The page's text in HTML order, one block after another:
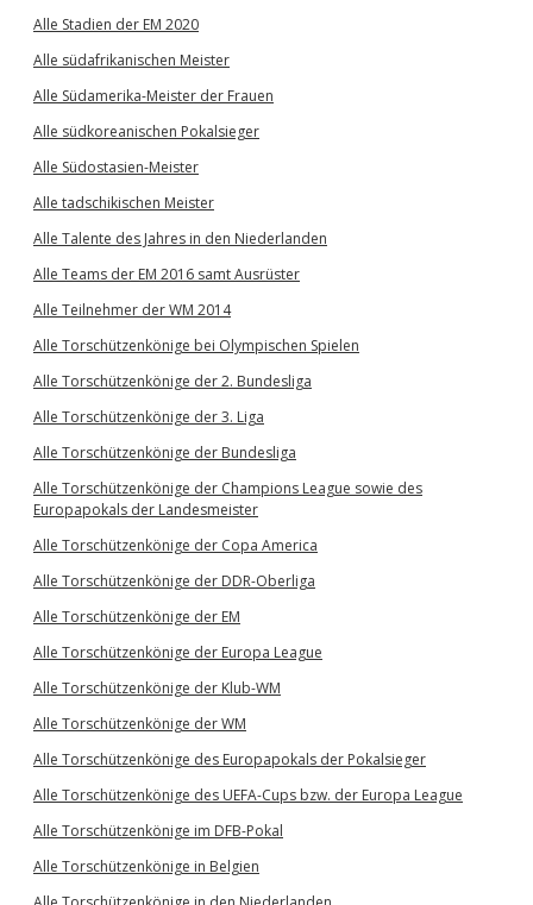
Alle Stadien der EM 2020
Alle südafrikanischen Meister
Alle Südamerika-Meister der Frauen
Alle südkoreanischen Pokalsieger
Alle Südostasien-Meister
Alle tadschikischen Meister
Alle Talente des Jahres in den Niederlanden
Alle Teams der EM 2016 samt Ausrüster
Alle Teilnehmer der WM 2014
Alle Torschützenkönige bei Olympischen Spielen
Alle Torschützenkönige der 2. Bundesliga
Alle Torschützenkönige der 3. Liga
Alle Torschützenkönige der Bundesliga
Alle Torschützenkönige der Champions League sowie des
Europapokals der Landesmeister
Alle Torschützenkönige der Copa America
Alle Torschützenkönige der DDR-Oberliga
Alle Torschützenkönige der EM
Alle Torschützenkönige der Europa League
Alle Torschützenkönige der Klub-WM
Alle Torschützenkönige der WM
Alle Torschützenkönige des Europapokals der Pokalsieger
Alle Torschützenkönige des UEFA-Cups bzw. der Europa League
Alle Torschützenkönige im DFB-Pokal
Alle Torschützenkönige in Belgien